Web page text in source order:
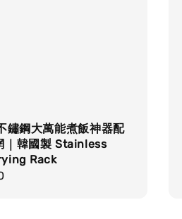
鏽鋼大萬能煮飯神器配
｜韓國製 Stainless
Rack